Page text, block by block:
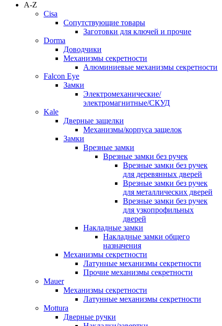
A-Z
Cisa
Сопутствующие товары
Заготовки для ключей и прочие
Dorma
Доводчики
Механизмы секретности
Алюминиевые механизмы секретности
Falcon Eye
Замки
Электромеханические/
электромагнитные/СКУД
Kale
Дверные защелки
Механизмы/корпуса защелок
Замки
Врезные замки
Врезные замки без ручек
Врезные замки без ручек
для деревянных дверей
Врезные замки без ручек
для металлических дверей
Врезные замки без ручек
для узкопрофильных
дверей
Накладные замки
Накладные замки общего
назначения
Механизмы секретности
Латунные механизмы секретности
Прочие механизмы секретности
Mauer
Механизмы секретности
Латунные механизмы секретности
Mottura
Дверные ручки